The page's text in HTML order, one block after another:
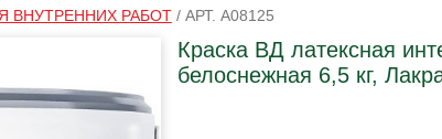
ВНУТРЕННИХ РАБОТ/ АРТ. A08125
Краска ВД латексная
белоснежная 6,5 кг,